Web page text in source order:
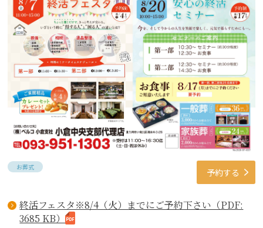
お葬式 予約する
終活フェスタ※8/4（火）までにご予約下さい（PDF:
3685 KB）